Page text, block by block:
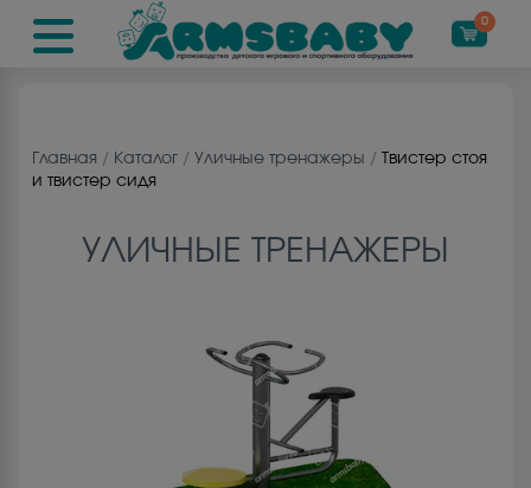
0
Главная / Каталог / Уличные тренажеры /
Твистер стоя
и твистер сидя
УЛИЧНЫЕ ТРЕНАЖЕРЫ